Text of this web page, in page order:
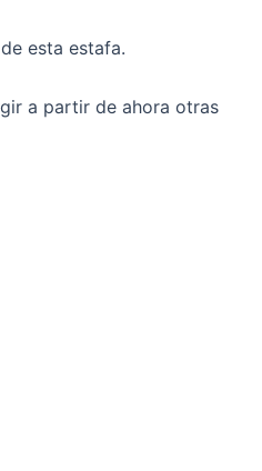
esta estafa.
a partir de ahora otras